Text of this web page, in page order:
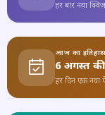
हर बार नया क्विज़
आज का
6 अगस्त
हर दिन एक नया